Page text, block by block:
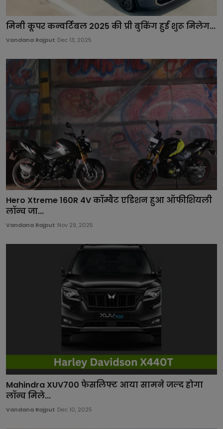
मिनी कूपर कन्वर्टिबल 2025 की प्री बुकिंग हुई शुरू मिलेग...
Vandana Rajput Dec 13, 2025
Hero Xtreme 160R 4V कॉम्बैट एडिशन हुआ ऑफीशियली
लॉन्च जा...
Vandana Rajput Nov 29, 2025
Mahindra XUV700 फेसलिफ्ट आया सामने जल्द होगा
लॉन्च मिले...
Vandana Rajput Dec 10, 2025